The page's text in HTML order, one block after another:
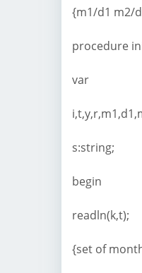
{m1/d1 m2/
procedure
var
s:string;
begin
readln(k,t);
{set of